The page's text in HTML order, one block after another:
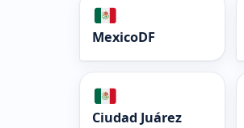
MexicoDF
Ciudad Juárez